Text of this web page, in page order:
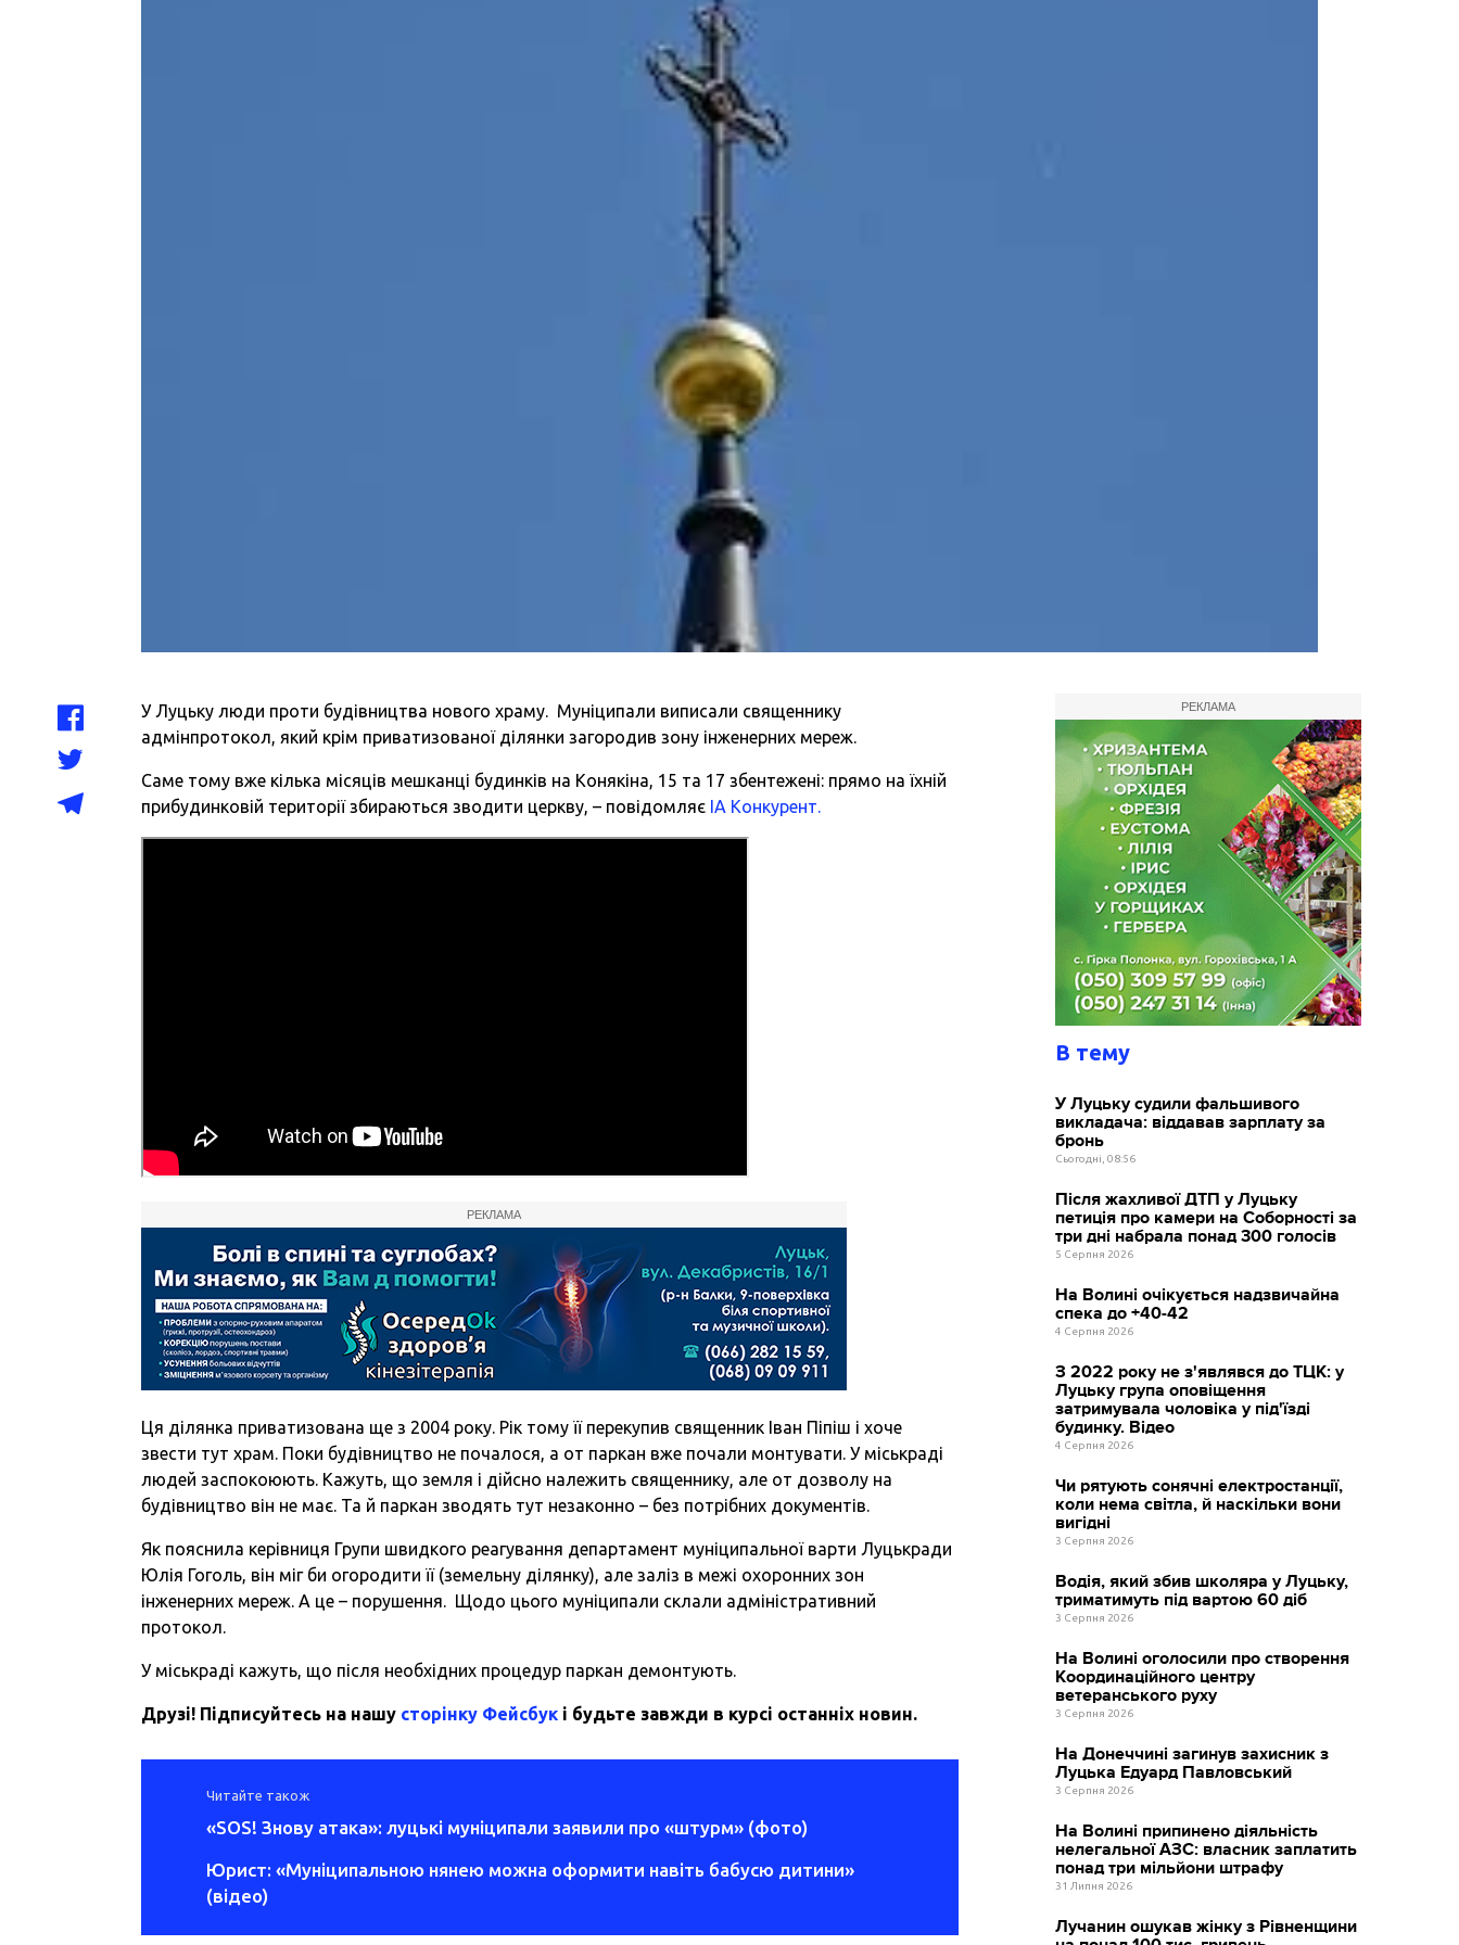
У Луцьку люди проти будівництва нового храму. Муніципали виписали священнику
адмінпротокол, який крім приватизованої ділянки загородив зону інженерних мереж.
Саме тому вже кілька місяців мешканці будинків на Конякіна, 15 та 17 збентежені: прямо на їхній
прибудинковій території збираються зводити церкву, – повідомляє ІА Конкурент.
РЕКЛАМА
Ця ділянка приватизована ще з 2004 року. Рік тому її перекупив священник Іван Піпіш і хоче
звести тут храм. Поки будівництво не почалося, а от паркан вже почали монтувати. У міськраді
людей заспокоюють. Кажуть, що земля і дійсно належить священнику, але от дозволу на
будівництво він не має. Та й паркан зводять тут незаконно – без потрібних документів.
Як пояснила керівниця Групи швидкого реагування департамент муніципальної варти Луцькради
Юлія Гоголь, він міг би огородити її (земельну ділянку), але заліз в межі охоронних зон
інженерних мереж. А це – порушення. Щодо цього муніципали склали адміністративний
протокол.
У міськраді кажуть, що після необхідних процедур паркан демонтують.
Друзі! Підписуйтесь на нашу сторінку Фейсбук і будьте завжди в курсі останніх новин.
Читайте також
«SOS! Знову атака»: луцькі муніципали заявили про «штурм» (фото)
Юрист: «Муніципальною нянею можна оформити навіть бабусю дитини»
(відео)
РЕКЛАМА
В тему
У Луцьку судили фальшивого
викладача: віддавав зарплату за
бронь
Сьогодні, 08:56
Після жахливої ДТП у Луцьку
петиція про камери на Соборності за
три дні набрала понад 300 голосів
5 Серпня 2026
На Волині очікується надзвичайна
спека до +40-42
4 Серпня 2026
З 2022 року не з'являвся до ТЦК: у
Луцьку група оповіщення
затримувала чоловіка у під'їзді
будинку. Відео
4 Серпня 2026
Чи рятують сонячні електростанції,
коли нема світла, й наскільки вони
вигідні
3 Серпня 2026
Водія, який збив школяра у Луцьку,
триматимуть під вартою 60 діб
3 Серпня 2026
На Волині оголосили про створення
Координаційного центру
ветеранського руху
3 Серпня 2026
На Донеччині загинув захисник з
Луцька Едуард Павловський
3 Серпня 2026
На Волині припинено діяльність
нелегальної АЗС: власник заплатить
понад три мільйони штрафу
31 Липня 2026
Лучанин ошукав жінку з Рівненщини